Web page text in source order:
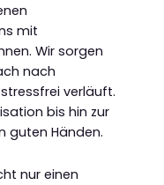
mit
Wir sorgen
nach
verläuft.
bis hin zur
guten Händen.
nur einen